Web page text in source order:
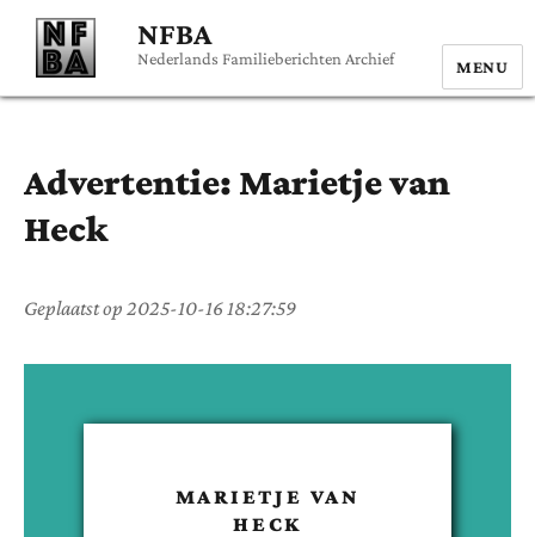
NFBA
Nederlands Familieberichten Archief MENU
Advertentie: Marietjevan
Heck
Geplaatst op 2025-10-16 18:27:59
MARIETJE VAN
HECK